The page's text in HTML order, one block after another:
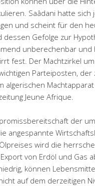
Saâdani hatte
und scheint für den
Gefolge zur
unberechenbar
fest. Der Machtzirkel
Parteiposten, der
algerischen
Jeune Afrique.
der
angespannte
wird die
von Erdöl und Gas
können
auf dem derzeitigen